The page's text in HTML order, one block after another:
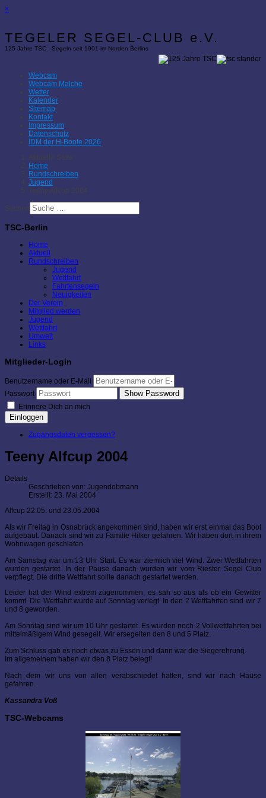
×
TEGELER SEGEL-CLUB e.V.
125 Jahre TSC - Segeln seit 1901 im Norden Berlins
Webcam
Webcam Malche
Wetter
Kalender
Sitemap
Kontakt
Impressum
Datenschutz
IDM der H-Boote 2026
Aktuelle Seite:
Home
Rundschreiben
Jugend
Teeny Alfcup 2004
Suchen
TSC-Berlin
Home
Aktuell
Rundschreiben
Jugend
Wettfahrt
Fahrtensegeln
Neuigkeiten
Der Verein
Mitglied werden
Jugend
Wettfahrt
Umwelt
Links
Mitglieder-Login
Benutzername oder E-Mail
Passwort
Show Password
Erinnere Dich an mich
Einloggen
Zugangsdaten vergessen?
Teeny Alfcup 2004
Details
Geschrieben von: Jugendobmann
Erstellt: 23. Mai 2004
Alfcup 22.05. und 23.05.2004
Als wir Freitag in Osnabrück angekommen sind, haben wir erst einmal das Boot
aufgebaut. Danach sind wir zu Familie Hilker gefahren. Wir haben dort in ihrem
Wohnwagen geschlafen.
Am Samstag war um 13 Uhr Start. Es war ziemlich viel Wind. Zwei Wettfahrten
wurden gestartet. In der Pause danach wurden wir vom Riester Segel Club
verpflegt. Die dritte Wettfahrt sollte danach gestartet werden.
Leider hat der Wind extrem zugenommen, es sah so aus als ob ein Gewitter
kommt. Die Wettfahrt wurde auf Sonntag verlegt. In den 2 Wettfahrten sind wir 7
und 8 geworden.
Am Sonntag sind wir um 10 Uhr gestartet. Es wurden noch 2 Vollwettfahrten bei
mittelmäßigem Wind gesegelt. Wir ersegelten den 8 und 5 Platz.
Zum Schluss gab es noch etwas zu Essen und dann war die Siegerehrung.
Im allgemeinem haben wir den 8 Platz belegt!
Nach dem wir uns von allen verabschiedet hatten, sind wir nach Hause
gefahren.
Kassandra Voß
TSC-Webcams